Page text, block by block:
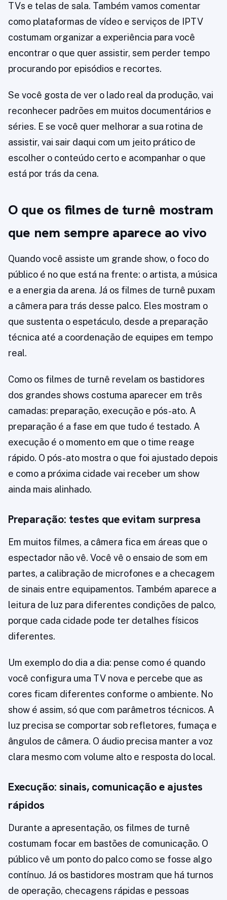
TVs e telas de sala. Também vamos comentar
como plataformas de vídeo e serviços de IPTV
costumam organizar a experiência para você
encontrar o que quer assistir, sem perder tempo
procurando por episódios e recortes.
Se você gosta de ver o lado real da produção, vai
reconhecer padrões em muitos documentários e
séries. E se você quer melhorar a sua rotina de
assistir, vai sair daqui com um jeito prático de
escolher o conteúdo certo e acompanhar o que
está por trás da cena.
O que os filmes de turnê mostram
que nem sempre aparece ao vivo
Quando você assiste um grande show, o foco do
público é no que está na frente: o artista, a música
e a energia da arena. Já os filmes de turnê puxam
a câmera para trás desse palco. Eles mostram o
que sustenta o espetáculo, desde a preparação
técnica até a coordenação de equipes em tempo
real.
Como os filmes de turnê revelam os bastidores
dos grandes shows costuma aparecer em três
camadas: preparação, execução e pós-ato. A
preparação é a fase em que tudo é testado. A
execução é o momento em que o time reage
rápido. O pós-ato mostra o que foi ajustado depois
e como a próxima cidade vai receber um show
ainda mais alinhado.
Preparação: testes que evitam surpresa
Em muitos filmes, a câmera fica em áreas que o
espectador não vê. Você vê o ensaio de som em
partes, a calibração de microfones e a checagem
de sinais entre equipamentos. Também aparece a
leitura de luz para diferentes condições de palco,
porque cada cidade pode ter detalhes físicos
diferentes.
Um exemplo do dia a dia: pense como é quando
você configura uma TV nova e percebe que as
cores ficam diferentes conforme o ambiente. No
show é assim, só que com parâmetros técnicos. A
luz precisa se comportar sob refletores, fumaça e
ângulos de câmera. O áudio precisa manter a voz
clara mesmo com volume alto e resposta do local.
Execução: sinais, comunicação e ajustes
rápidos
Durante a apresentação, os filmes de turnê
costumam focar em bastões de comunicação. O
público vê um ponto do palco como se fosse algo
contínuo. Já os bastidores mostram que há turnos
de operação, checagens rápidas e pessoas